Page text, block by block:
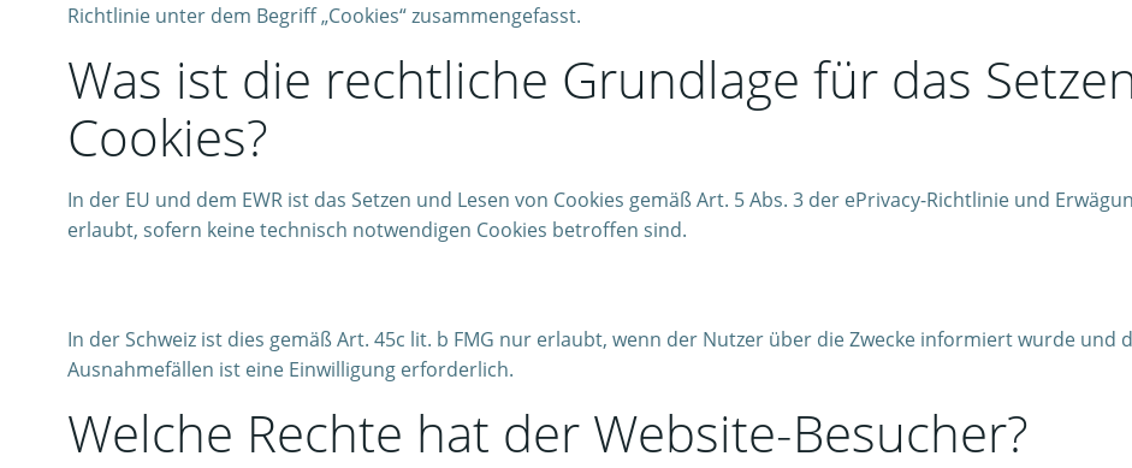
Richtlinie unter dem Begriff „Cookies“ zusammengefasst.
Was ist die rechtliche Grundlage für das
Cookies?
In der EU und dem EWR ist das Setzen und Lesen von Cookies gemäß Art. 5 Abs. 3 der ePrivacy-Richtlinie und
erlaubt, sofern keine technisch notwendigen Cookies betroffen sind.
In der Schweiz ist dies gemäß Art. 45c lit. b FMG nur erlaubt, wenn der Nutzer über die Zwecke informiert wurde
Ausnahmefällen ist eine Einwilligung erforderlich.
Welche Rechte hat der Website-Besucher?